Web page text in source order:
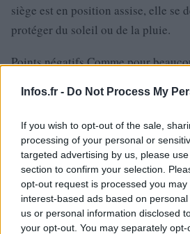
Infos.fr - Do Not Process My
If you wish to opt-out of the sale,
processing of your personal or
targeted advertising by us, please
section to confirm your selection.
opt-out request is processed you may
interest-based ads based on
us or personal information disclosed
your opt-out. You may separately
siège est en position assise, elle se
protéger du soleil ou de la pluie.
Points négatifs Comme pour
est
réduite.
Il faut donc porter son sac à langer
le coincersurlapoussette.
La garantie du produit est de 2 ans,
passé cette période il faut
rechange, ce qui n’est pas la
plus économique.